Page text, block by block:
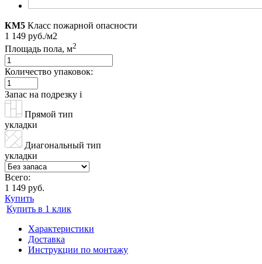
КМ5 Класс пожарной опасности
1 149 руб./м2
Площадь пола, м2
Количество упаковок:
Запас на подрезку i
Прямой тип
укладки
Диагональный тип
укладки
Всего:
1 149 руб.
Купить
Купить в 1 клик
Характеристики
Доставка
Инструкции по монтажу